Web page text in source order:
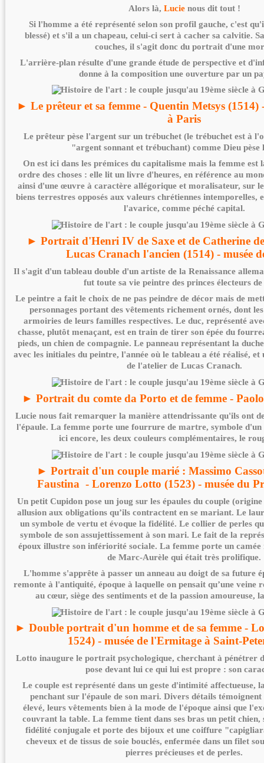
Alors là, Lucie nous dit tout !
Si l'homme a été représenté selon son profil gauche, c'est
blessé) et s'il a un chapeau, celui-ci sert à cacher sa calvitie.
couches, il s'agit donc du portrait d'une
L'arrière-plan résulte d'une grande étude de perspective et
donne à la composition une ouverture par un
► Le prêteur et sa femme - Quentin Metsys (1514)
à Paris
Le prêteur pèse l'argent sur un trébuchet (le trébuchet est à
"argent sonnant et trébuchant) comme Dieu pèse
On est ici dans les prémices du capitalisme mais la femme
ordre des choses : elle lit un livre d'heures, en référence au
ainsi d'une œuvre à caractère allégorique et moralisateur, sur
biens terrestres opposés aux valeurs chrétiennes intemporelles,
l'avarice, comme péché capital.
► Portrait d'Henri IV de Saxe et de Catherine
Lucas Cranach l'ancien (1514) - musée
Il s'agit d'un tableau double d'un artiste de la Renaissance
fut toute sa vie peintre des princes électeurs de
Le peintre a fait le choix de ne pas peindre de décor mais de
personnages portant des vêtements richement ornés, dont
armoiries de leurs familles respectives. Le duc, représenté
chasse, plutôt menaçant, est en train de tirer son épée du
pieds, un chien de compagnie. Le panneau représentant la
avec les initiales du peintre, l'année où le tableau a été réalisé, et
de l'atelier de Lucas Cranach.
► Portrait du comte da Porto et de femme -
Lucie nous fait remarquer la manière attendrissante qu'ils ont
l'épaule. La femme porte une fourrure de martre, symbole d'un
ici encore, les deux couleurs complémentaires, le
► Portrait d'un couple marié : Massimo
Faustina - Lorenzo Lotto (1523) - musée du
Un petit Cupidon pose un joug sur les épaules du couple
allusion aux obligations qu’ils contractent en se mariant. Le
un symbole de vertu et évoque la fidélité. Le collier de perles
symbole de son assujettissement à son mari. Le fait de la
époux illustre son infériorité sociale. La femme porte un
de Marc-Aurèle qui était très prolifique.
L'homme s'apprête à passer un anneau au doigt de sa future
remonte à l'antiquité, époque à laquelle on pensait qu’une veine
au cœur, siège des sentiments et de la passion amoureuse,
► Double portrait d'un homme et de sa femme -
1524) - musée de l'Ermitage à Saint-
Lotto inaugure le portrait psychologique, cherchant à pénétrer
pose devant lui ce qui lui est propre : son
Le couple est représenté dans un geste d'intimité affectueuse,
penchant sur l'épaule de son mari. Divers détails
élevé, leurs vêtements bien à la mode de l'époque ainsi que
couvrant la table. La femme tient dans ses bras un petit chien,
fidélité conjugale et porte des bijoux et une coiffure
cheveux et de tissus de soie bouclés, enfermée dans un filet
pierres précieuses et de perles.